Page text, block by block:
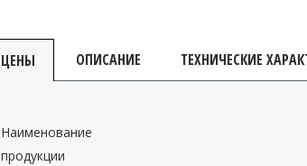
ЦЕНЫ ОПИСАНИЕ ТЕХНИЧЕСКИЕ
Наименование
продукции